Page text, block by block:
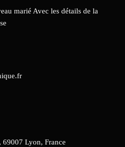
marié Avec les détails de la
69007 Lyon, France